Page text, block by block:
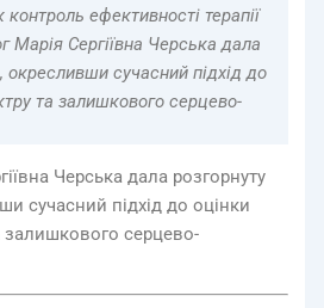
контроль ефективності терапії
Марія Сергіївна Черська дала
окресливши сучасний підхід до
та залишкового серцево-
Черська дала розгорнуту
сучасний підхід до оцінки
залишкового серцево-